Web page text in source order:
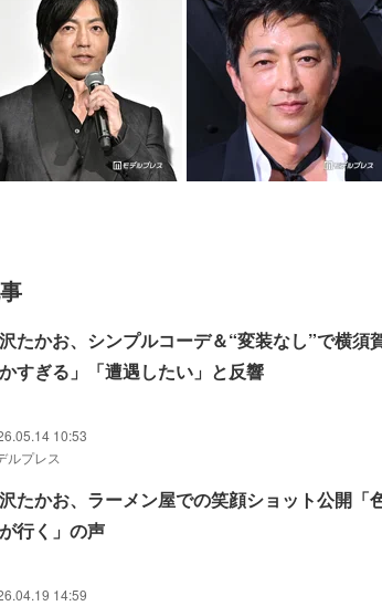
たかお、シンプルコーデ＆“変装なし”で横須
すぎる」「遭遇したい」と反響
10:53
ルプレス
たかお、ラーメン屋での笑顔ショット公開「
行く」の声
14:59